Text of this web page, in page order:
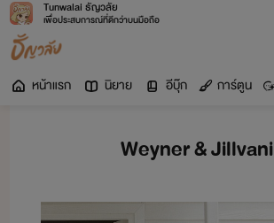
Tunwalai ธัญวลัย
เพื่อประสบการณ์ที่ดีกว่าบนมือถือ
หน้าแรก นิยาย อีบุ๊ก การ์ตูน
Weyner & Jillvani